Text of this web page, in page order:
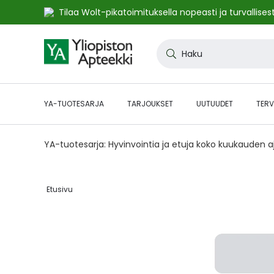
Tilaa Wolt-pikatoimituksella nopeasti ja
to
Content
YA-TUOTESARJA TARJOUKSET UUTUUDET
YA-tuotesarja: Hyvinvointia ja etuja koko
Etusivu‎